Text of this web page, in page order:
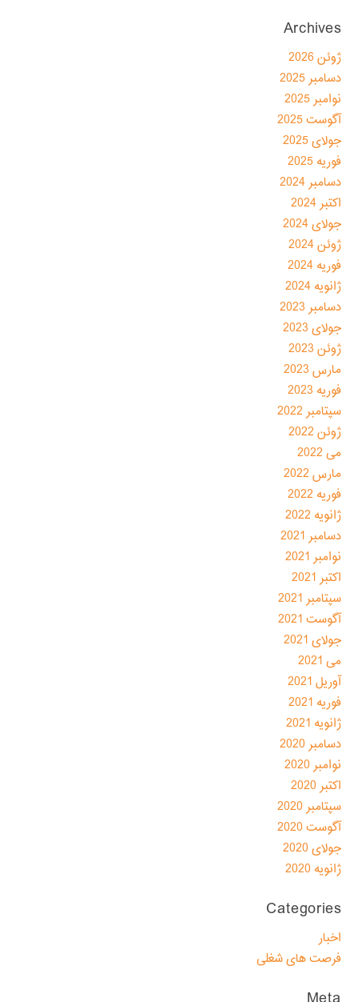
Archives
ژوئن 2026
دسامبر 2025
نوامبر 2025
آگوست 2025
جولای 2025
فوریه 2025
دسامبر 2024
اکتبر 2024
جولای 2024
ژوئن 2024
فوریه 2024
ژانویه 2024
دسامبر 2023
جولای 2023
ژوئن 2023
مارس 2023
فوریه 2023
سپتامبر 2022
ژوئن 2022
می 2022
مارس 2022
فوریه 2022
ژانویه 2022
دسامبر 2021
نوامبر 2021
اکتبر 2021
سپتامبر 2021
آگوست 2021
جولای 2021
می 2021
آوریل 2021
فوریه 2021
ژانویه 2021
دسامبر 2020
نوامبر 2020
اکتبر 2020
سپتامبر 2020
آگوست 2020
جولای 2020
ژانویه 2020
Categories
اخبار
فرصت های شغلی